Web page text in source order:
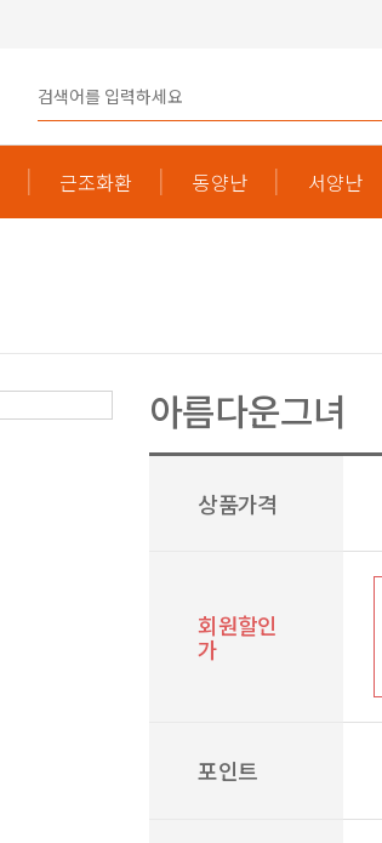
근조화환 동양난 서양난
아름다운그녀
상품가격
회원할인
가
포인트